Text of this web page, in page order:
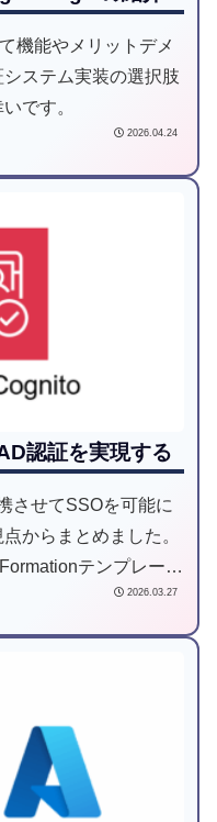
機能やメリットデメ
ステム実装の選択肢
です。
2026.04.24
認証を実現する
させてSSOを可能に
からまとめました。
テンプレート
2026.03.27